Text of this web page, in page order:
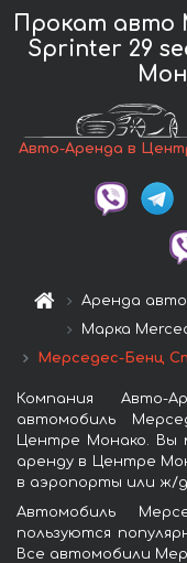
Прокат авто
Sprinter 29
Авто-Аренда в
Аренда
Марка
Мерседес-Бенц
Компания Авто-
автомобиль
Центре Монако. Вы
аренду в Центре
в аэропорты или ж/д
Автомобиль
пользуются
Все автомобили